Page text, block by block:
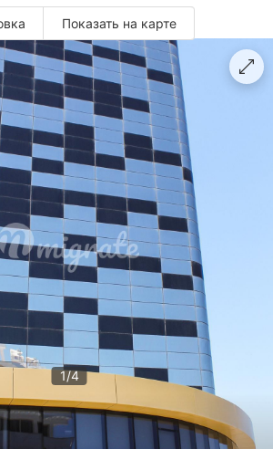
1/4
Показать на карте